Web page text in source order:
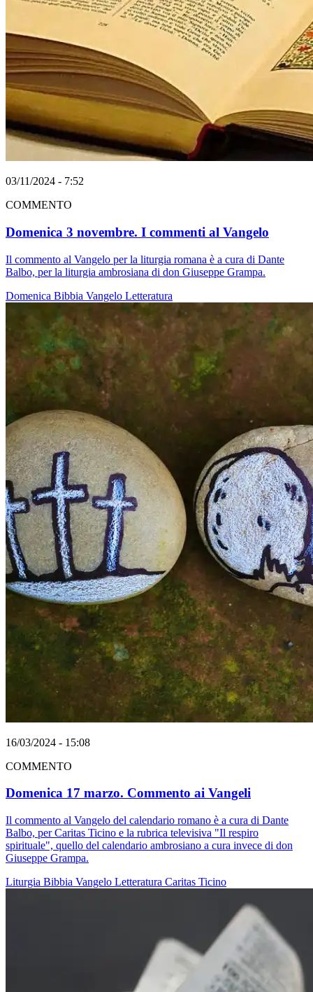
03/11/2024 - 7:52
COMMENTO
Domenica 3 novembre. I commenti al Vangelo
Il commento al Vangelo per la liturgia romana è a cura di Dante
Balbo, per la liturgia ambrosiana di don Giuseppe Grampa.
Domenica Bibbia Vangelo Letteratura
16/03/2024 - 15:08
COMMENTO
Domenica 17 marzo. Commento ai Vangeli
Il commento al Vangelo del calendario romano è a cura di Dante
Balbo, per Caritas Ticino e la rubrica televisiva "Il respiro
spirituale", quello del calendario ambrosiano a cura invece di don
Giuseppe Grampa.
Liturgia Bibbia Vangelo Letteratura Caritas Ticino